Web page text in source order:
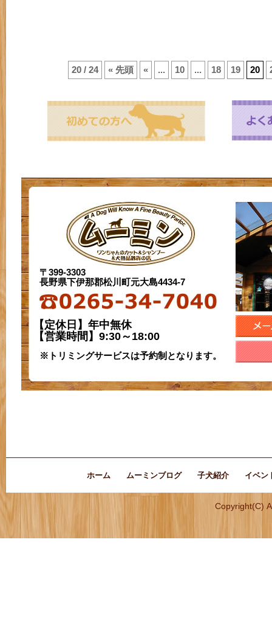
20 / 24 « 先頭 « ... 10 ... 18 19 20
〒399-3303
長野県下伊那郡松川町元大島4434-7
【定休日】年中無休
【営業時間】9:30～18:00
※トリミングサービスは予約制となります。
ホーム ムーミンブログ 子犬紹介 イベン
Copyright(C)